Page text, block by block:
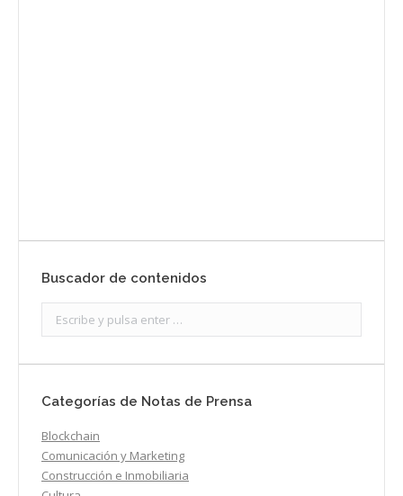
Buscador de contenidos
Categorías de Notas de Prensa
Blockchain
Comunicación y Marketing
Construcción e Inmobiliaria